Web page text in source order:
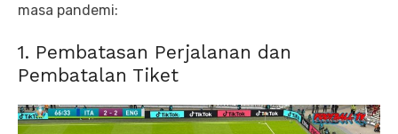
masa pandemi:
1. Pembatasan Perjalanan dan
Pembatalan Tiket